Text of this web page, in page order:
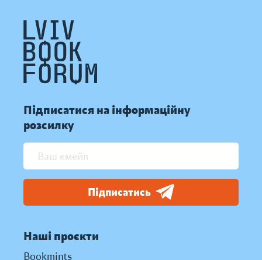
Підписатися на інформаційну
розсилку
Підписатись
Наші проєкти
Bookmints